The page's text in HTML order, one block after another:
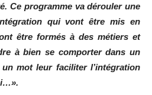
Ce programme va dérouler une
qui vont être mis en
être formés à des métiers et
à bien se comporter dans un
mot leur faciliter l’intégration